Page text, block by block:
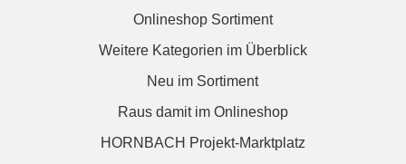
Onlineshop Sortiment
Weitere Kategorien im Überblick
Neu im Sortiment
Raus damit im Onlineshop
HORNBACH Projekt-Marktplatz